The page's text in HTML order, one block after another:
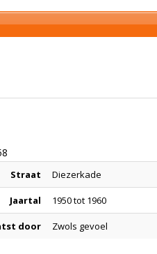
Straat Diezerkade
Jaartal 1950 tot 1960
door Zwols gevoel